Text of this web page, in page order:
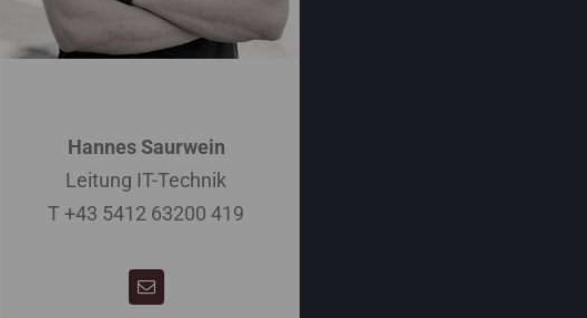
Hannes Saurwein
Leitung IT-Technik
T +43 5412 63200 419